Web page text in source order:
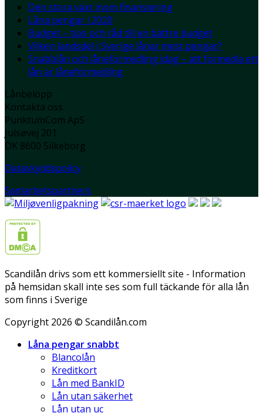
Den stora växt inom finansiering
Låna pengar i 2020
Budget – tips och råd till en bättre budget
Vilken landsdel i Sverige lånar mest pengar?
Snabblån och låneförmedling idag – att förmedla ett
lån är låneförmedling
Lånbelopp
Kontakta oss
PunktumCom ApS
Julsøvej 201
DK 8600 Silkeborg
Dataskyddspolicy
Samarbetspartners
Scandilån drivs som ett kommersiellt site - Information
på hemsidan skall inte ses som full täckande för alla lån
som finns i Sverige
Copyright 2026 © Scandilån.com
Låna pengar snabbt
Blancolån
Kreditkort
Lån med BankID
Lån utan säkerhet
Lån utan uc